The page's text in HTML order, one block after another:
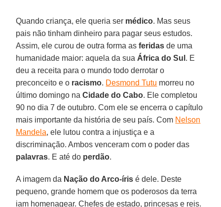
Quando criança, ele queria ser médico. Mas seus
pais não tinham dinheiro para pagar seus estudos.
Assim, ele curou de outra forma asferidas de uma
humanidade maior: aquela da sua África do Sul . E
deu a receita para o mundo todo derrotar o
preconceito e o racismo. Desmond Tutu morreu no
último domingo naCidade do Cabo. Ele completou
90 no dia 7 de outubro. Com ele se encerra o capítulo
mais importante da história de seu país. Com Nelson
Mandela, ele lutou contra a injustiça e a
discriminação. Ambos venceram com o poder das
palavras. E até do perdão.
A imagem da Nação do Arco-íris é dele. Deste
pequeno, grande homem que os poderosos da terra
iam homenagear. Chefes de estado, princesas e reis.